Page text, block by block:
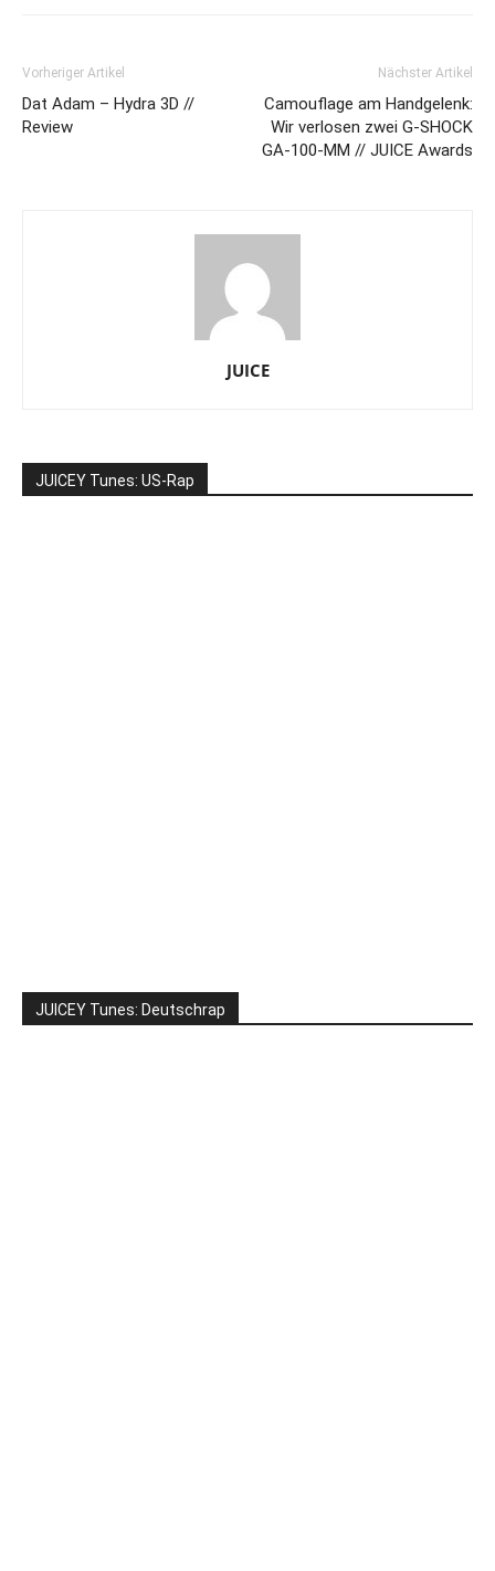
Vorheriger Artikel
Dat Adam – Hydra 3D //
Review
Nächster Artikel
Camouflage am Handgelenk:
Wir verlosen zwei G-SHOCK
GA-100-MM // JUICE Awards
JUICE
JUICEY Tunes: US-Rap
JUICEY Tunes: Deutschrap